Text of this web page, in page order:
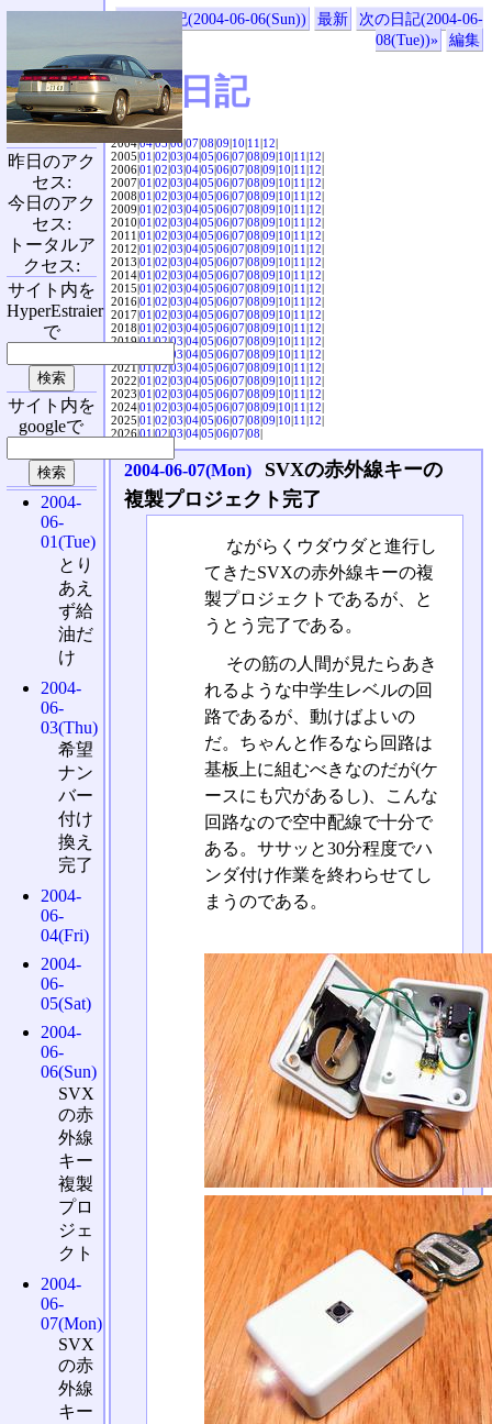
«前の日記(2004-06-06(Sun)) 最新
次の日記(2004-06-
08(Tue))»
編集
SVX日記
2004|04|05|06|07|08|09|10|11|12|
2005|01|02|03|04|05|06|07|08|09|10|11|12|
2006|01|02|03|04|05|06|07|08|09|10|11|12|
2007|01|02|03|04|05|06|07|08|09|10|11|12|
2008|01|02|03|04|05|06|07|08|09|10|11|12|
2009|01|02|03|04|05|06|07|08|09|10|11|12|
2010|01|02|03|04|05|06|07|08|09|10|11|12|
2011|01|02|03|04|05|06|07|08|09|10|11|12|
2012|01|02|03|04|05|06|07|08|09|10|11|12|
2013|01|02|03|04|05|06|07|08|09|10|11|12|
2014|01|02|03|04|05|06|07|08|09|10|11|12|
2015|01|02|03|04|05|06|07|08|09|10|11|12|
2016|01|02|03|04|05|06|07|08|09|10|11|12|
2017|01|02|03|04|05|06|07|08|09|10|11|12|
2018|01|02|03|04|05|06|07|08|09|10|11|12|
2019|01|02|03|04|05|06|07|08|09|10|11|12|
03|04|05|06|07|08|09|10|11|12|
2021|01|02|03|04|05|06|07|08|09|10|11|12|
2022|01|02|03|04|05|06|07|08|09|10|11|12|
2023|01|02|03|04|05|06|07|08|09|10|11|12|
2024|01|02|03|04|05|06|07|08|09|10|11|12|
2025|01|02|03|04|05|06|07|08|09|10|11|12|
2026|01|02|03|04|05|06|07|08|
2004-06-07(Mon)
SVXの赤外線キーの
複製プロジェクト完了
ながらくウダウダと進行し
てきたSVXの赤外線キーの複
製プロジェクトであるが、と
うとう完了である。
その筋の人間が見たらあき
れるような中学生レベルの回
路であるが、動けばよいの
だ。ちゃんと作るなら回路は
基板上に組むべきなのだが(ケ
ースにも穴があるし)、こんな
回路なので空中配線で十分で
ある。ササッと30分程度でハ
ンダ付け作業を終わらせてし
まうのである。
昨日のアク
セス:
今日のアク
セス:
トータルア
クセス:
サイト内を
HyperEstraier
で
サイト内を
googleで
2004-
06-
01(Tue)
とり
あえ
ず給
油だ
け
2004-
06-
03(Thu)
希望
ナン
バー
付け
換え
完了
2004-
06-
04(Fri)
2004-
06-
05(Sat)
2004-
06-
06(Sun)
SVX
の赤
外線
キー
複製
プロ
ジェ
クト
2004-
06-
07(Mon)
SVX
の赤
外線
キー